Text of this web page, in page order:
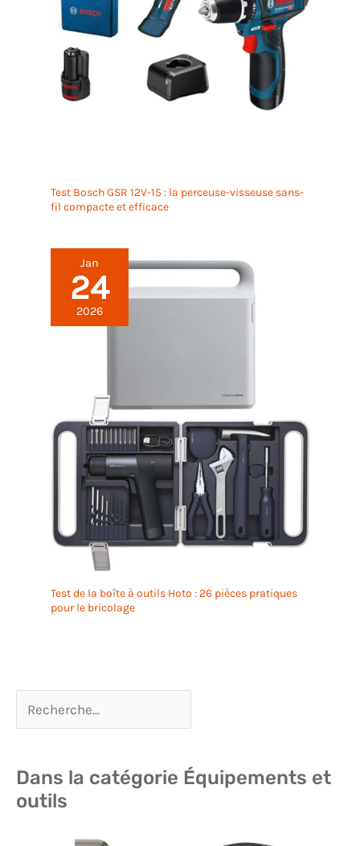
Test Bosch GSR 12V-15 : la perceuse-visseuse sans-
fil compacte et efficace
Jan
24
2026
Test de la boîte à outils Hoto : 26 pièces pratiques
pour le bricolage
Dans la catégorie Équipements et
outils